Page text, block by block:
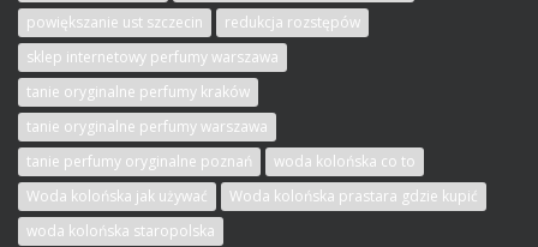
powiększanie ust szczecin
redukcja rozstępów
sklep internetowy perfumy warszawa
tanie oryginalne perfumy kraków
tanie oryginalne perfumy warszawa
tanie perfumy oryginalne poznań
woda kolońska co to
Woda kolońska jak używać
Woda kolońska prastara gdzie kupić
woda kolońska staropolska